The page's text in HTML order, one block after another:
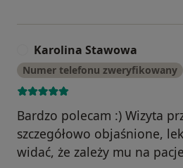
Karolina Stawowa
Numer telefonu zweryfikowany
Bardzo polecam :) Wizyta
szczegółowo objaśnione,
widać, że zależy mu na